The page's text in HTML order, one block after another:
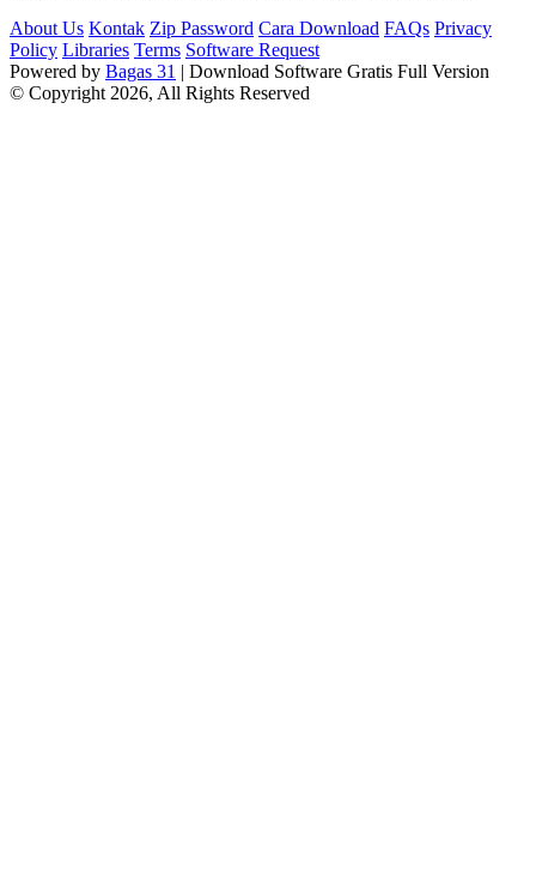
About Us Kontak Zip Password Cara Download FAQs Privacy
Policy Libraries Terms Software Request
Powered by Bagas 31 | Download Software Gratis Full Version
© Copyright 2026, All Rights Reserved